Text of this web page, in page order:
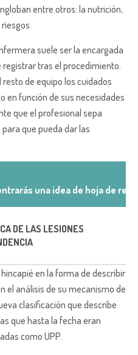
entre otros: la nutrición,
suele ser la encargada
tras el procedimiento.
de equipo los cuidados
en función de sus necesidades
que el profesional sepa
que pueda dar las
una idea de hoja de
DE LAS LESIONES
en la forma de describir
el análisis de su mecanismo de
clasificación que describe
que hasta la fecha eran
como UPP.